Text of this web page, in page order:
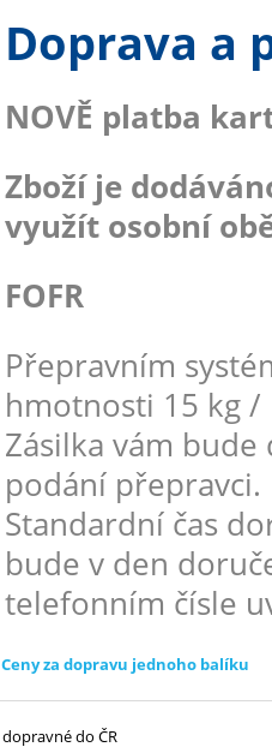
Doprava a
NOVĚ platba
Zboží je
využít osobní
FOFR
Přepravním
hmotnosti 15 kg /
Zásilka vám
podání přepravci.
Standardní čas
bude v den
telefonním čísle
Ceny za dopravu jednoho balíku
dopravné do ČR